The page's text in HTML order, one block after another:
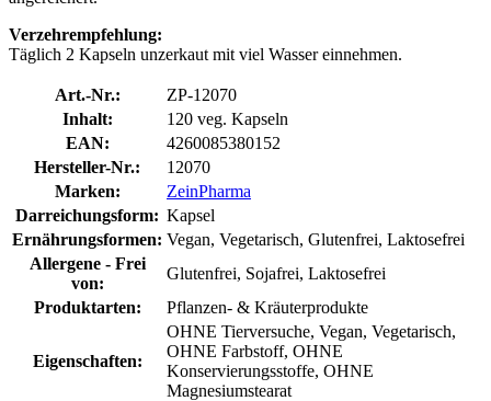
Verzehrempfehlung:
Täglich 2 Kapseln unzerkaut mit viel Wasser einnehmen.
Art.-Nr.:
ZP-12070
Inhalt:
120 veg. Kapseln
EAN:
4260085380152
Hersteller-Nr.:
12070
Marken:
ZeinPharma
Darreichungsform: Kapsel
Ernährungsformen: Vegan, Vegetarisch, Glutenfrei, Laktosefrei
Allergene - Frei
von:
Glutenfrei, Sojafrei, Laktosefrei
Produktarten:
Pflanzen- & Kräuterprodukte
Eigenschaften:
OHNE Tierversuche, Vegan, Vegetarisch,
OHNE Farbstoff, OHNE
Konservierungsstoffe, OHNE
Magnesiumstearat